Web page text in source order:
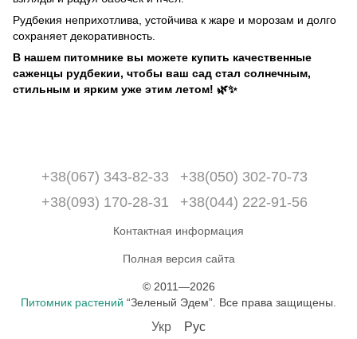
Рудбекия неприхотлива, устойчива к жаре и морозам и долго
сохраняет декоративность.
В нашем питомнике вы можете купить качественные
саженцы рудбекии, чтобы ваш сад стал солнечным,
стильным и ярким уже этим летом! 🌿✨
+38(067) 343-82-33
+38(050) 302-70-73
+38(093) 170-28-31
+38(044) 222-91-56
Контактная информация
Полная версия сайта
© 2011—2026
Питомник растений “Зеленый Эдем”. Все права защищены.
Укр Рус